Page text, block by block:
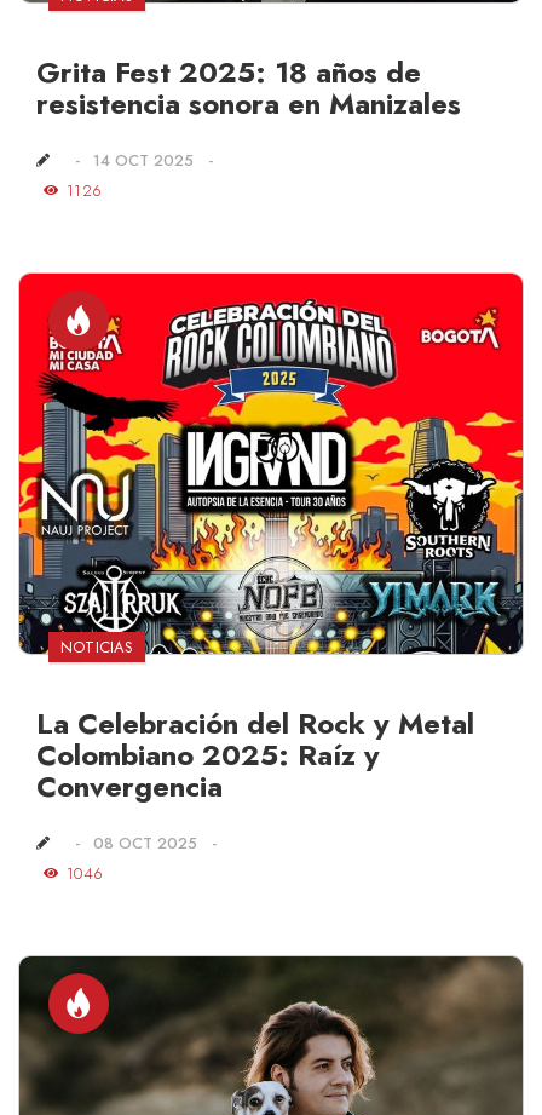
Grita Fest 2025: 18 años de
resistencia sonora en Manizales
14 OCT 2025
1126
NOTICIAS
La Celebración del Rock y Metal
Colombiano 2025: Raíz y
Convergencia
08 OCT 2025
1046